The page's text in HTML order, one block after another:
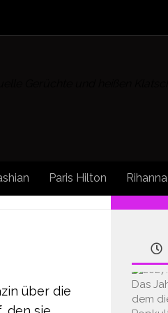
Paris Hilton Rihanna
über die